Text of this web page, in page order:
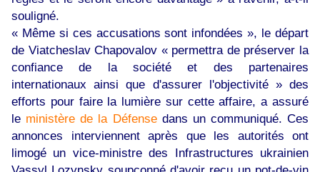
souligné.
« Même si ces accusations sont infondées », le départ
de Viatcheslav Chapovalov « permettra de préserver la
confiance de la société et des partenaires
internationaux ainsi que d'assurer l'objectivité » des
efforts pour faire la lumière sur cette affaire, a assuré
le ministère de la Défensedans un communiqué. Ces
annonces interviennent après que les autorités ont
limogé un vice-ministre des Infrastructures ukrainien